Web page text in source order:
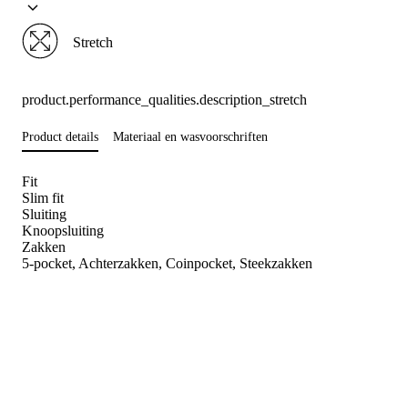
Stretch
product.performance_qualities.description_stretch
Product details Materiaal en wasvoorschriften
Fit
Slim fit
Sluiting
Knoopsluiting
Zakken
5-pocket, Achterzakken, Coinpocket, Steekzakken